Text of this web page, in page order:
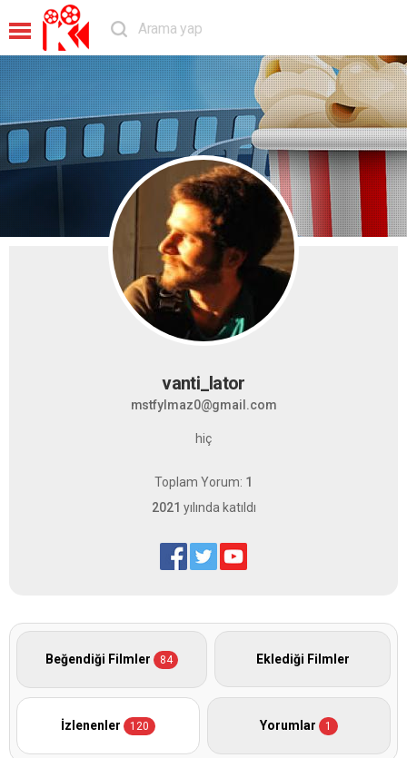
vanti_lator
mstfylmaz0@gmail.com
hiç
Toplam Yorum: 1
2021 yılında katıldı
Beğendiği Filmler 84 Eklediği Filmler
İzlenenler 120 Yorumlar 1